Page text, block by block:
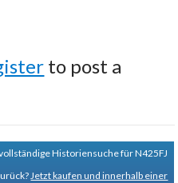
to post a
Historiensuche für N425FJ
Jetzt kaufen und innerhalb einer